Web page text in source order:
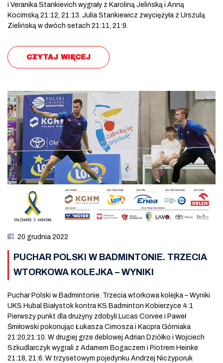
i Veranika Stankievich wygrały z Karoliną Jelińską i Anną
Kocimską 21:12, 21:13. Julia Stankiewicz zwyciężyła z Urszulą
Zielińską w dwóch setach 21:11, 21:9.
CZYTAJ WIĘCEJ
20 grudnia 2022
PUCHAR POLSKI W BADMINTONIE. TRZECIA
WTORKOWA KOLEJKA – WYNIKI
Puchar Polski w Badmintonie. Trzecia wtorkowa kolejka – Wyniki
UKS Hubal Białystok kontra KS Badminton Kobierzyce 4:1
Pierwszy punkt dla drużyny zdobyli Lucas Corvee i Paweł
Śmiłowski pokonując Łukasza Cimosza i Kacpra Górniaka
21:20,21:10. W drugiej grze deblowej Adrian Dziółko i Wojciech
Szkudlarczyk wygrali z Adamem Bogaczem i Piotrem Heinke
21:18, 21:6. W trzysetowym pojedynku Andrzej Niczyporuk